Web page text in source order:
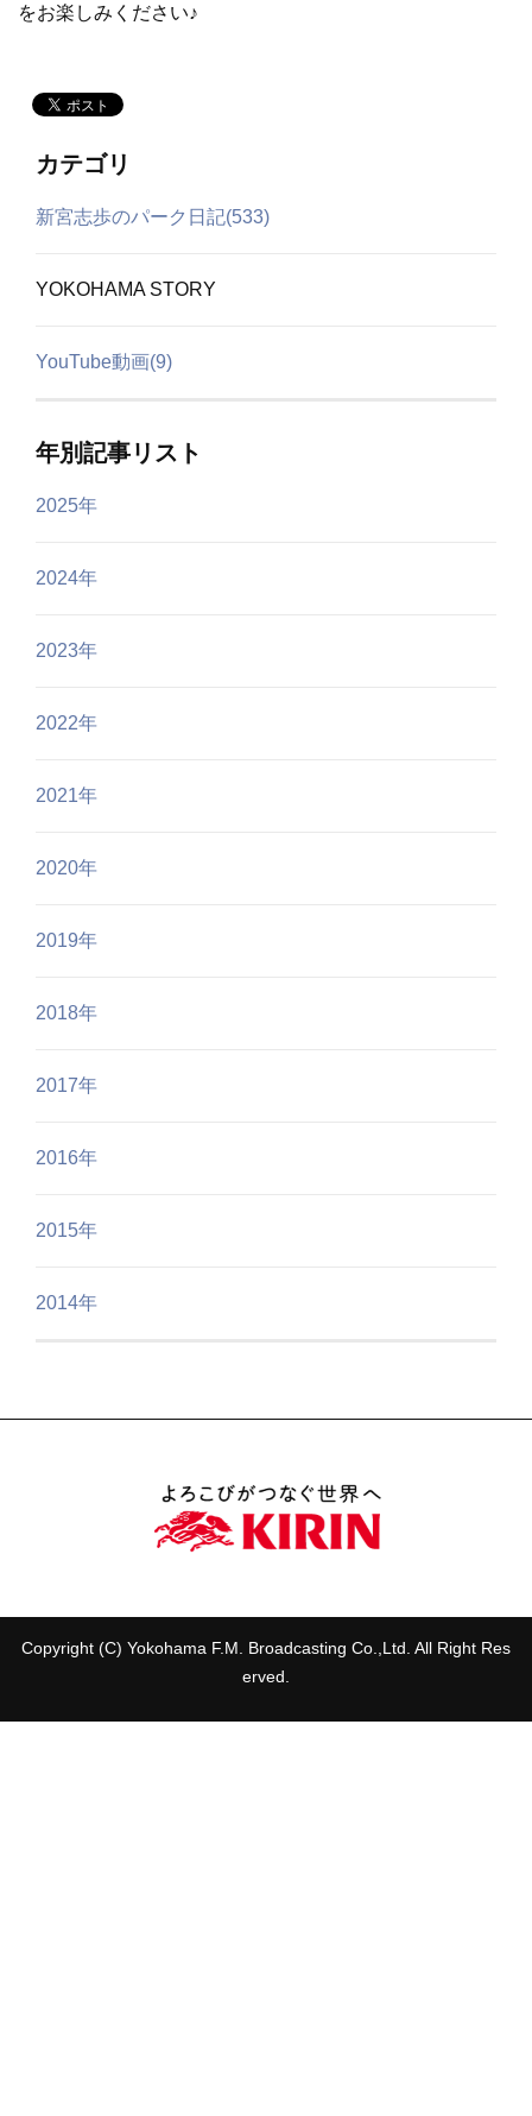
をお楽しみください♪
カテゴリ
新宮志歩のパーク日記(533)
YOKOHAMA STORY
YouTube動画(9)
年別記事リスト
2025年
2024年
2023年
2022年
2021年
2020年
2019年
2018年
2017年
2016年
2015年
2014年
Copyright (C) Yokohama F.M. Broadcasting Co.,Ltd. All Right Res
erved.